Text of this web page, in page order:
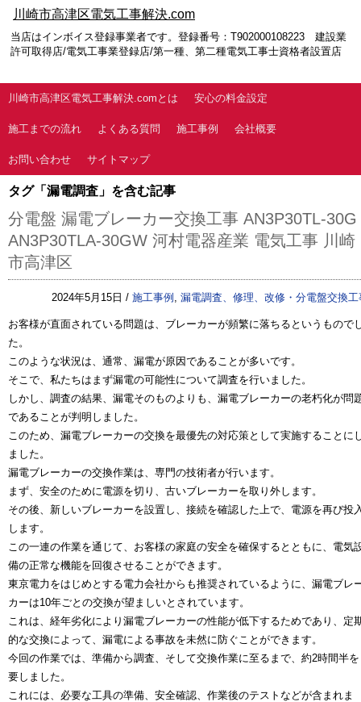
川崎市高津区電気工事解決.com
当店はインボイス登録事業者です。登録番号：T902000108223 建設業
許可取得店/電気工事業登録店/第一種、第二種電気工事士資格者設置店
川崎市高津区電気工事解決.comとは 安心の料金設定
施工までの流れ よくある質問 施工事例 会社概要
お問い合わせ サイトマップ
タグ「漏電調査」を含む記事
分電盤 漏電ブレーカー交換工事 AN3P30TL-30G
AN3P30TLA-30GW 河村電器産業 電気工事 川崎
市高津区
2024年5月15日 / 施工事例 , 漏電調査、修理、改修・分電盤交換工
お客様が直面されている問題は、ブレーカーが頻繁に落ちるというもので
た。
このような状況は、通常、漏電が原因であることが多いです。
そこで、私たちはまず漏電の可能性について調査を行いました。
しかし、調査の結果、漏電そのものよりも、漏電ブレーカーの老朽化が問
であることが判明しました。
このため、漏電ブレーカーの交換を最優先の対応策として実施することに
ました。
漏電ブレーカーの交換作業は、専門の技術者が行います。
まず、安全のために電源を切り、古いブレーカーを取り外します。
その後、新しいブレーカーを設置し、接続を確認した上で、電源を再び投
します。
この一連の作業を通じて、お客様の家庭の安全を確保するとともに、電気
備の正常な機能を回復させることができます。
東京電力をはじめとする電力会社からも推奨されているように、漏電ブレ
カーは10年ごとの交換が望ましいとされています。
これは、経年劣化により漏電ブレーカーの性能が低下するためであり、定
的な交換によって、漏電による事故を未然に防ぐことができます。
今回の作業では、準備から調査、そして交換作業に至るまで、約2時間半を
要しました。
これには、必要な工具の準備、安全確認、作業後のテストなどが含まれま